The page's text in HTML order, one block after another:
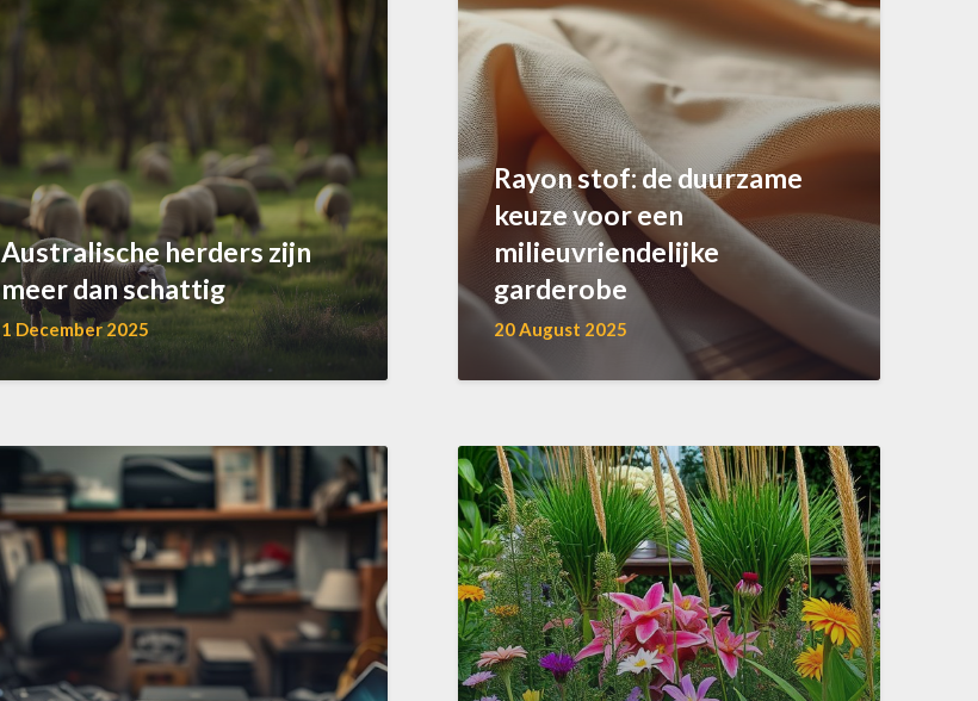
Australische herders zijn
meer dan schattig
1 December 2025
Rayon stof: de duurzame
keuze voor een
milieuvriendelijke
garderobe
20 August 2025